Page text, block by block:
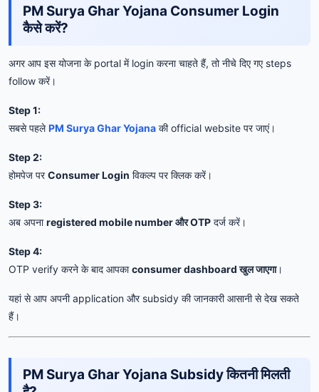
PM Surya Ghar Yojana Consumer Login
कैसे करें?
अगर आप इस योजना के portal में login करना चाहते हैं, तो नीचे दिए गए steps
follow करें।
Step 1:
सबसे पहलेPM Surya Ghar Yojana की official website पर जाएं।
Step 2:
होमपेज परConsumer Login विकल्प पर क्लिक करें।
Step 3:
अब अपनाregistered mobile number और OTP दर्ज करें।
Step 4:
OTP verify करने के बाद आपकाconsumer dashboard खुल जाएगा।
यहां से आप अपनी application और subsidy की जानकारी आसानी से देख सकते
हैं।
PM Surya Ghar Yojana Subsidy कितनी मिलती